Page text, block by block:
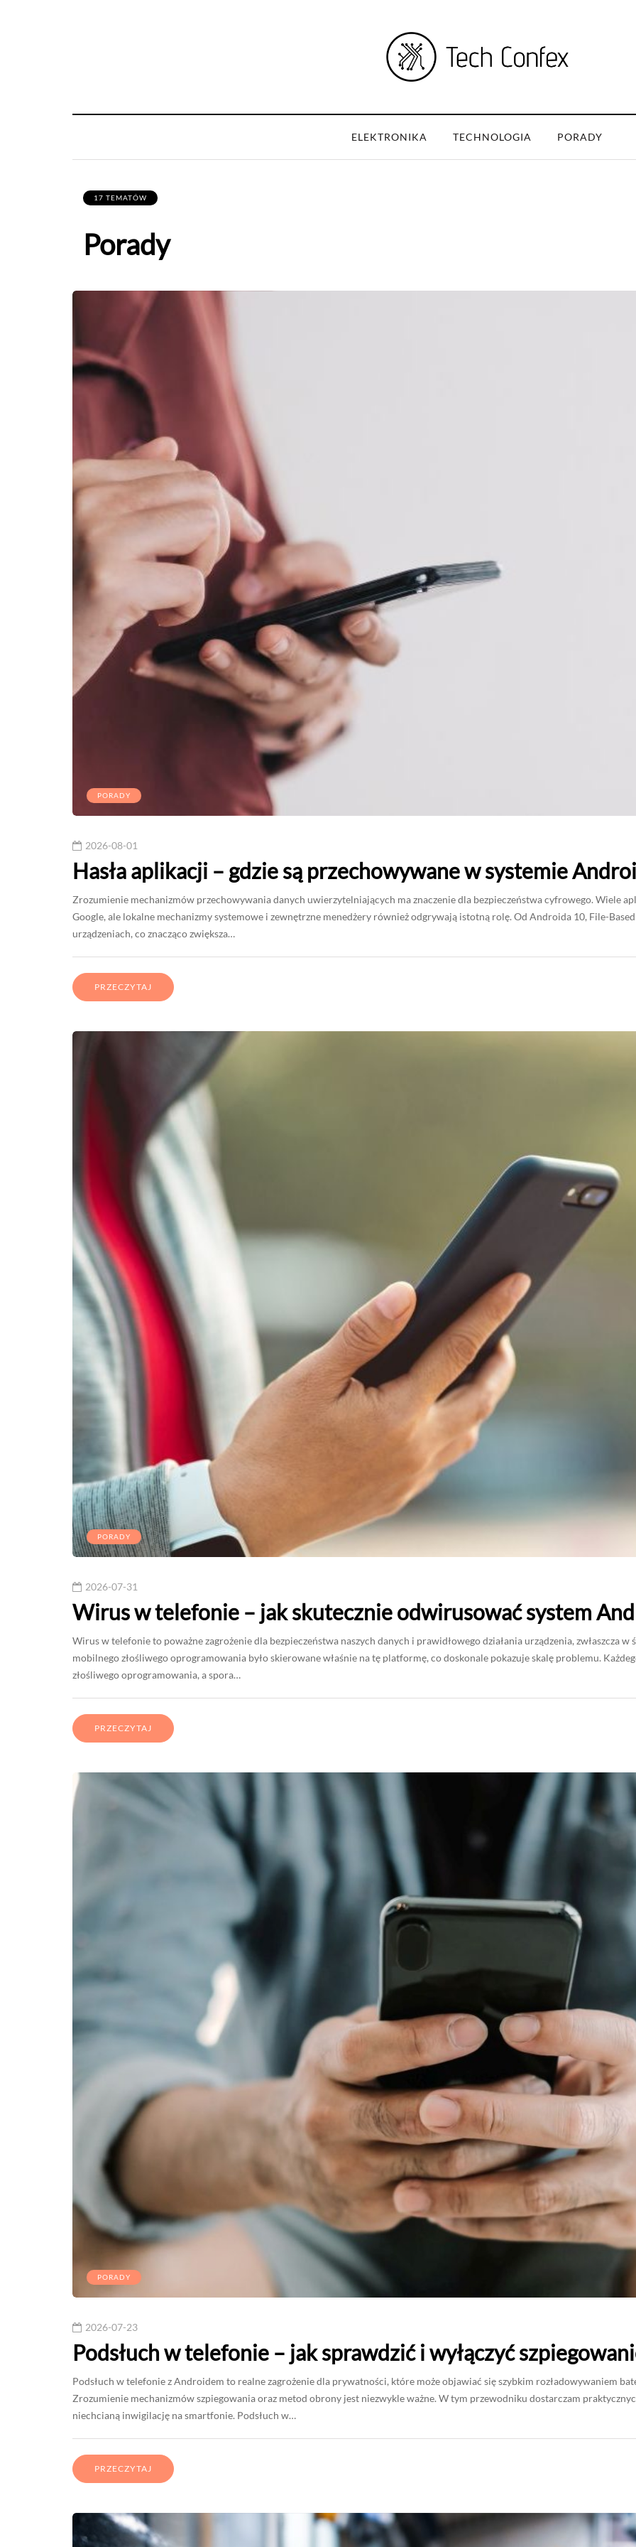
ELEKTRONIKA TECHNOLOGIA PORADY
17 TEMATÓW
Porady
PORADY
2026-08-01
Hasła aplikacji – gdzie są przechowywane w systemie
Zrozumienie mechanizmów przechowywania danych uwierzytelniających ma znaczenie dla bezpieczeństwa cyfrowego. Wiele
Google, ale lokalne mechanizmy systemowe i zewnętrzne menedżery również odgrywają istotną rolę. Od Androida 10, File-
urządzeniach, co znacząco zwiększa…
PRZECZYTAJ
PORADY
2026-07-31
Wirus w telefonie – jak skutecznie odwirusować system
Wirus w telefonie to poważne zagrożenie dla bezpieczeństwa naszych danych i prawidłowego działania urządzenia, zwłaszcza
mobilnego złośliwego oprogramowania było skierowane właśnie na tę platformę, co doskonale pokazuje skalę problemu.
złośliwego oprogramowania, a spora…
PRZECZYTAJ
PORADY
2026-07-23
Podsłuch w telefonie – jak sprawdzić i wyłączyć
Podsłuch w telefonie z Androidem to realne zagrożenie dla prywatności, które może objawiać się szybkim rozładowywaniem
Zrozumienie mechanizmów szpiegowania oraz metod obrony jest niezwykle ważne. W tym przewodniku dostarczam
niechcianą inwigilację na smartfonie. Podsłuch w…
PRZECZYTAJ